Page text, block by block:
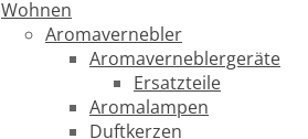
Wohnen
Aromavernebler
Aromaverneblergeräte
Ersatzteile
Aromalampen
Duftkerzen